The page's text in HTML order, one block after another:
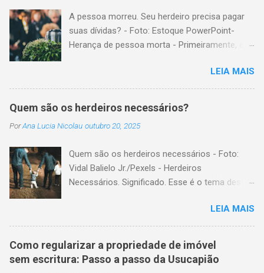
A pessoa morreu. Seu herdeiro precisa pagar
suas dívidas? - Foto: Estoque PowerPoint-
Herança de pessoa morta - Primeiramente, é
formado pelos elementos, para transmissão
aos sucessores. Esses elementos são: A)
positivos; ou seja, com importância monetária,
negativos; ou seja, obrigações não cumpridas,
isso, tem cabimento a conclusão de que, quem
herda crédito, também, herda débito. A
transmissão, do patrimônio da pessoa falecida
legítima ou testamentária. A sucessão legítima
é a prevista em lei, para a transmissão do
patrimônio, da pessoa falecida que não fez
testamento. A sucessão testamentária visa
LEIA MAIS
Quem são os herdeiros necessários?
PorAna Lucia Nicolau outubro 20, 2025
Quem são os herdeiros necessários - Foto:
Vidal Balielo Jr./Pexels - Herdeiros
Necessários. Significado. Esse é o tema dessa
necessários? Herdeiros necessários são todas
as pessoas com certo direito de receber parte
de uma herança, mesmo na existência de
testamento . Nesse sentido, o nosso Código
LEIA MAIS
Como regularizar a propriedade de imóvel
sem escritura: Passo a passo da Usucapião